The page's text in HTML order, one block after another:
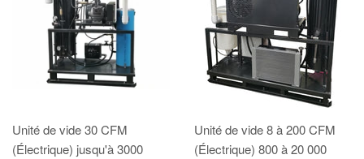
Unité de vide 30 CFM
(Électrique) jusqu'à 3000
Unité de vide 8 à 200 CFM
(Électrique) 800 à 20 000